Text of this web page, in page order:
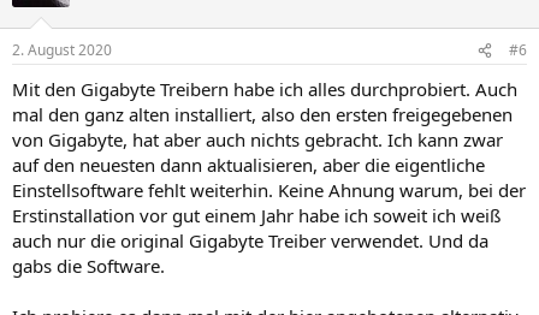
2. August 2020 #6
Mit den Gigabyte Treibern habe ich alles durchprobiert. Auch
mal den ganz alten installiert, also den ersten freigegebenen
von Gigabyte, hat aber auch nichts gebracht. Ich kann zwar
auf den neuesten dann aktualisieren, aber die eigentliche
Einstellsoftware fehlt weiterhin. Keine Ahnung warum, bei der
Erstinstallation vor gut einem Jahr habe ich soweit ich weiß
auch nur die original Gigabyte Treiber verwendet. Und da
gabs die Software.